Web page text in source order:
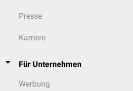
Presse
Karriere
Für Unternehmen
Werbung